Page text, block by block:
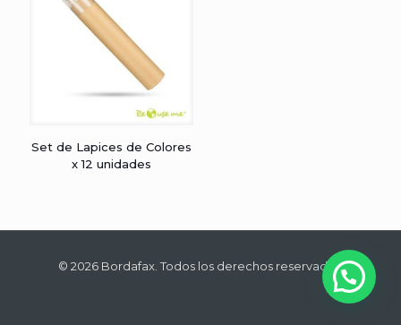
Set de Lapices de Colores
x 12 unidades
© 2026 Bordafax. Todos los derechos reservados.